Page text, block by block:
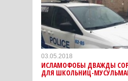
03.05.2018
ИСЛАМОФОБЫ ДВАЖДЫ
ДЛЯ ШКОЛЬНИЦ-